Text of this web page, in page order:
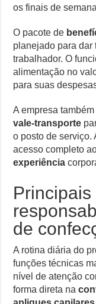
os finais de
O pacote de
planejado para dar
trabalhador. O
alimentação no
para suas
A empresa
vale-transporte
o posto de serviço.
acesso completo
experiência
de
A rotina diária do
funções técnicas
nível de atenção
forma direta na